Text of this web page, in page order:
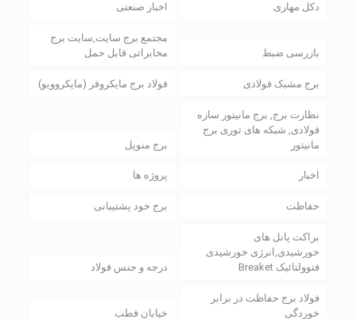
دکل مهاری اخبار صنعتی
بازرسی ضبط
مجتمع برج سایت,سایت برج
مخابراتی قابل حمل
برج مشبک فولادی فولاد برج مایکروفر (مایکروویو)
نظارت برج, برج مانیتور سازه
فولادی, شبکه های توری برج
مانیتور
برج منوپل
اخبار پروژه ها
حفاظت برج خود پشتیبانی
براکت پانل های
خورشیدی,انرژی خورشیدی
فتوولتائیک Breaket
درجه و جنس فولاد
فولاد برج حفاظت در برابر
خوردگی
خیابان قطب